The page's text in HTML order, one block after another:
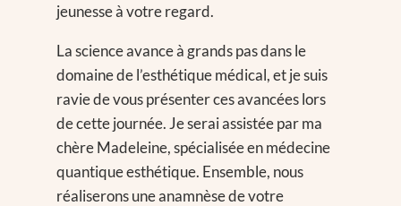
jeunesse à votre regard.
La science avance à grands pas dans le
domaine de l’esthétique médical, et je suis
ravie de vous présenter ces avancées lors
de cette journée. Je serai assistée par ma
chère Madeleine, spécialisée en médecine
quantique esthétique. Ensemble, nous
réaliserons une anamnèse de votre